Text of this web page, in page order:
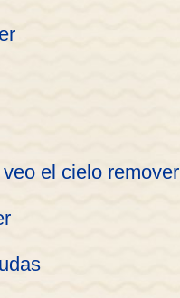
el cielo remover